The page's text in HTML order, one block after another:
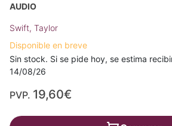
AUDIO
Swift, Taylor
Disponible en breve
Sin stock. Si se pide hoy, se estima
14/08/26
PVP. 19,60€